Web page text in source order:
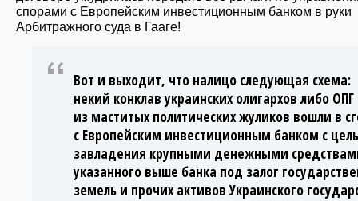
спорами с Европейским инвестиционным банком в руки
Арбитражного суда в Гааге!
Вот и выходит, что налицо следующая схема:
некий конклав украинских олигархов либо ОПГ
из маститых политических жуликов вошли в
с Европейским инвестиционным банком с
завладения крупными денежными
указанного выше банка под залог
земель и прочих активов Украинского